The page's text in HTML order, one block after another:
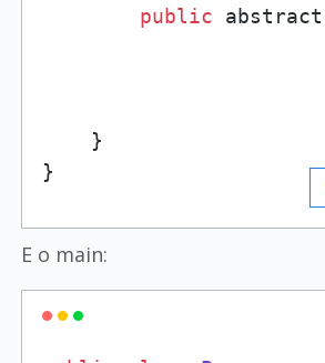
public abstract
    }
}
E o main: